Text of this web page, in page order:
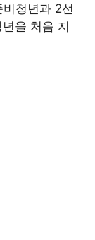
청년과 2선
을 처음 지